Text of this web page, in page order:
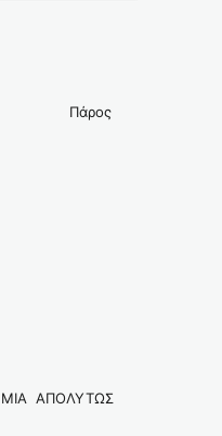
Πάρος
ΑΠΟΛΥΤΩΣ